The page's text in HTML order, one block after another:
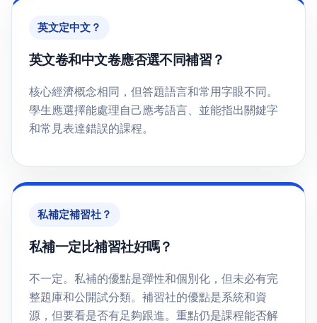
英文定中文？
英文卷和中文卷應否選不同補習？
核心經濟概念相同，但答題語言和常用字眼不同。
學生應選擇能處理自己應考語言、並能指出關鍵字
和常見表達錯誤的課程。
私補定補習社？
私補一定比補習社好嗎？
不一定。私補的優點是彈性和個別化，但未必有完
整題庫和公開試分類。補習社的優點是系統和資
源，但要看是否有足夠跟進。重點仍是課程能否解